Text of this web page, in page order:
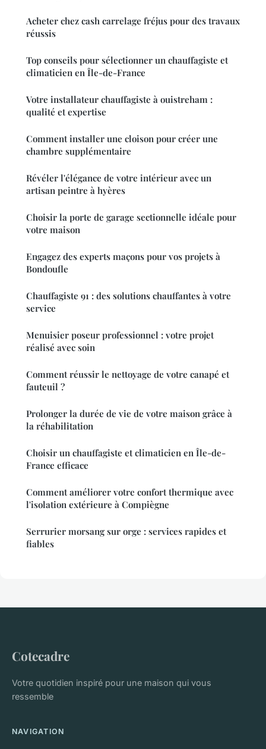
Acheter chez cash carrelage fréjus pour des travaux
réussis
Top conseils pour sélectionner un chauffagiste et
climaticien en Île-de-France
Votre installateur chauffagiste à ouistreham :
qualité et expertise
Comment installer une cloison pour créer une
chambre supplémentaire
Révéler l'élégance de votre intérieur avec un
artisan peintre à hyères
Choisir la porte de garage sectionnelle idéale pour
votre maison
Engagez des experts maçons pour vos projets à
Bondoufle
Chauffagiste 91 : des solutions chauffantes à votre
service
Menuisier poseur professionnel : votre projet
réalisé avec soin
Comment réussir le nettoyage de votre canapé et
fauteuil ?
Prolonger la durée de vie de votre maison grâce à
la réhabilitation
Choisir un chauffagiste et climaticien en Île-de-
France efficace
Comment améliorer votre confort thermique avec
l'isolation extérieure à Compiègne
Serrurier morsang sur orge : services rapides et
fiables
Cotecadre
Votre quotidien inspiré pour une maison qui vous
ressemble
NAVIGATION